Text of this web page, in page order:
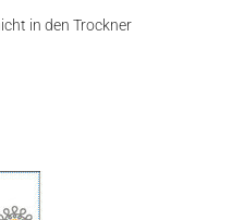
in den Trockner